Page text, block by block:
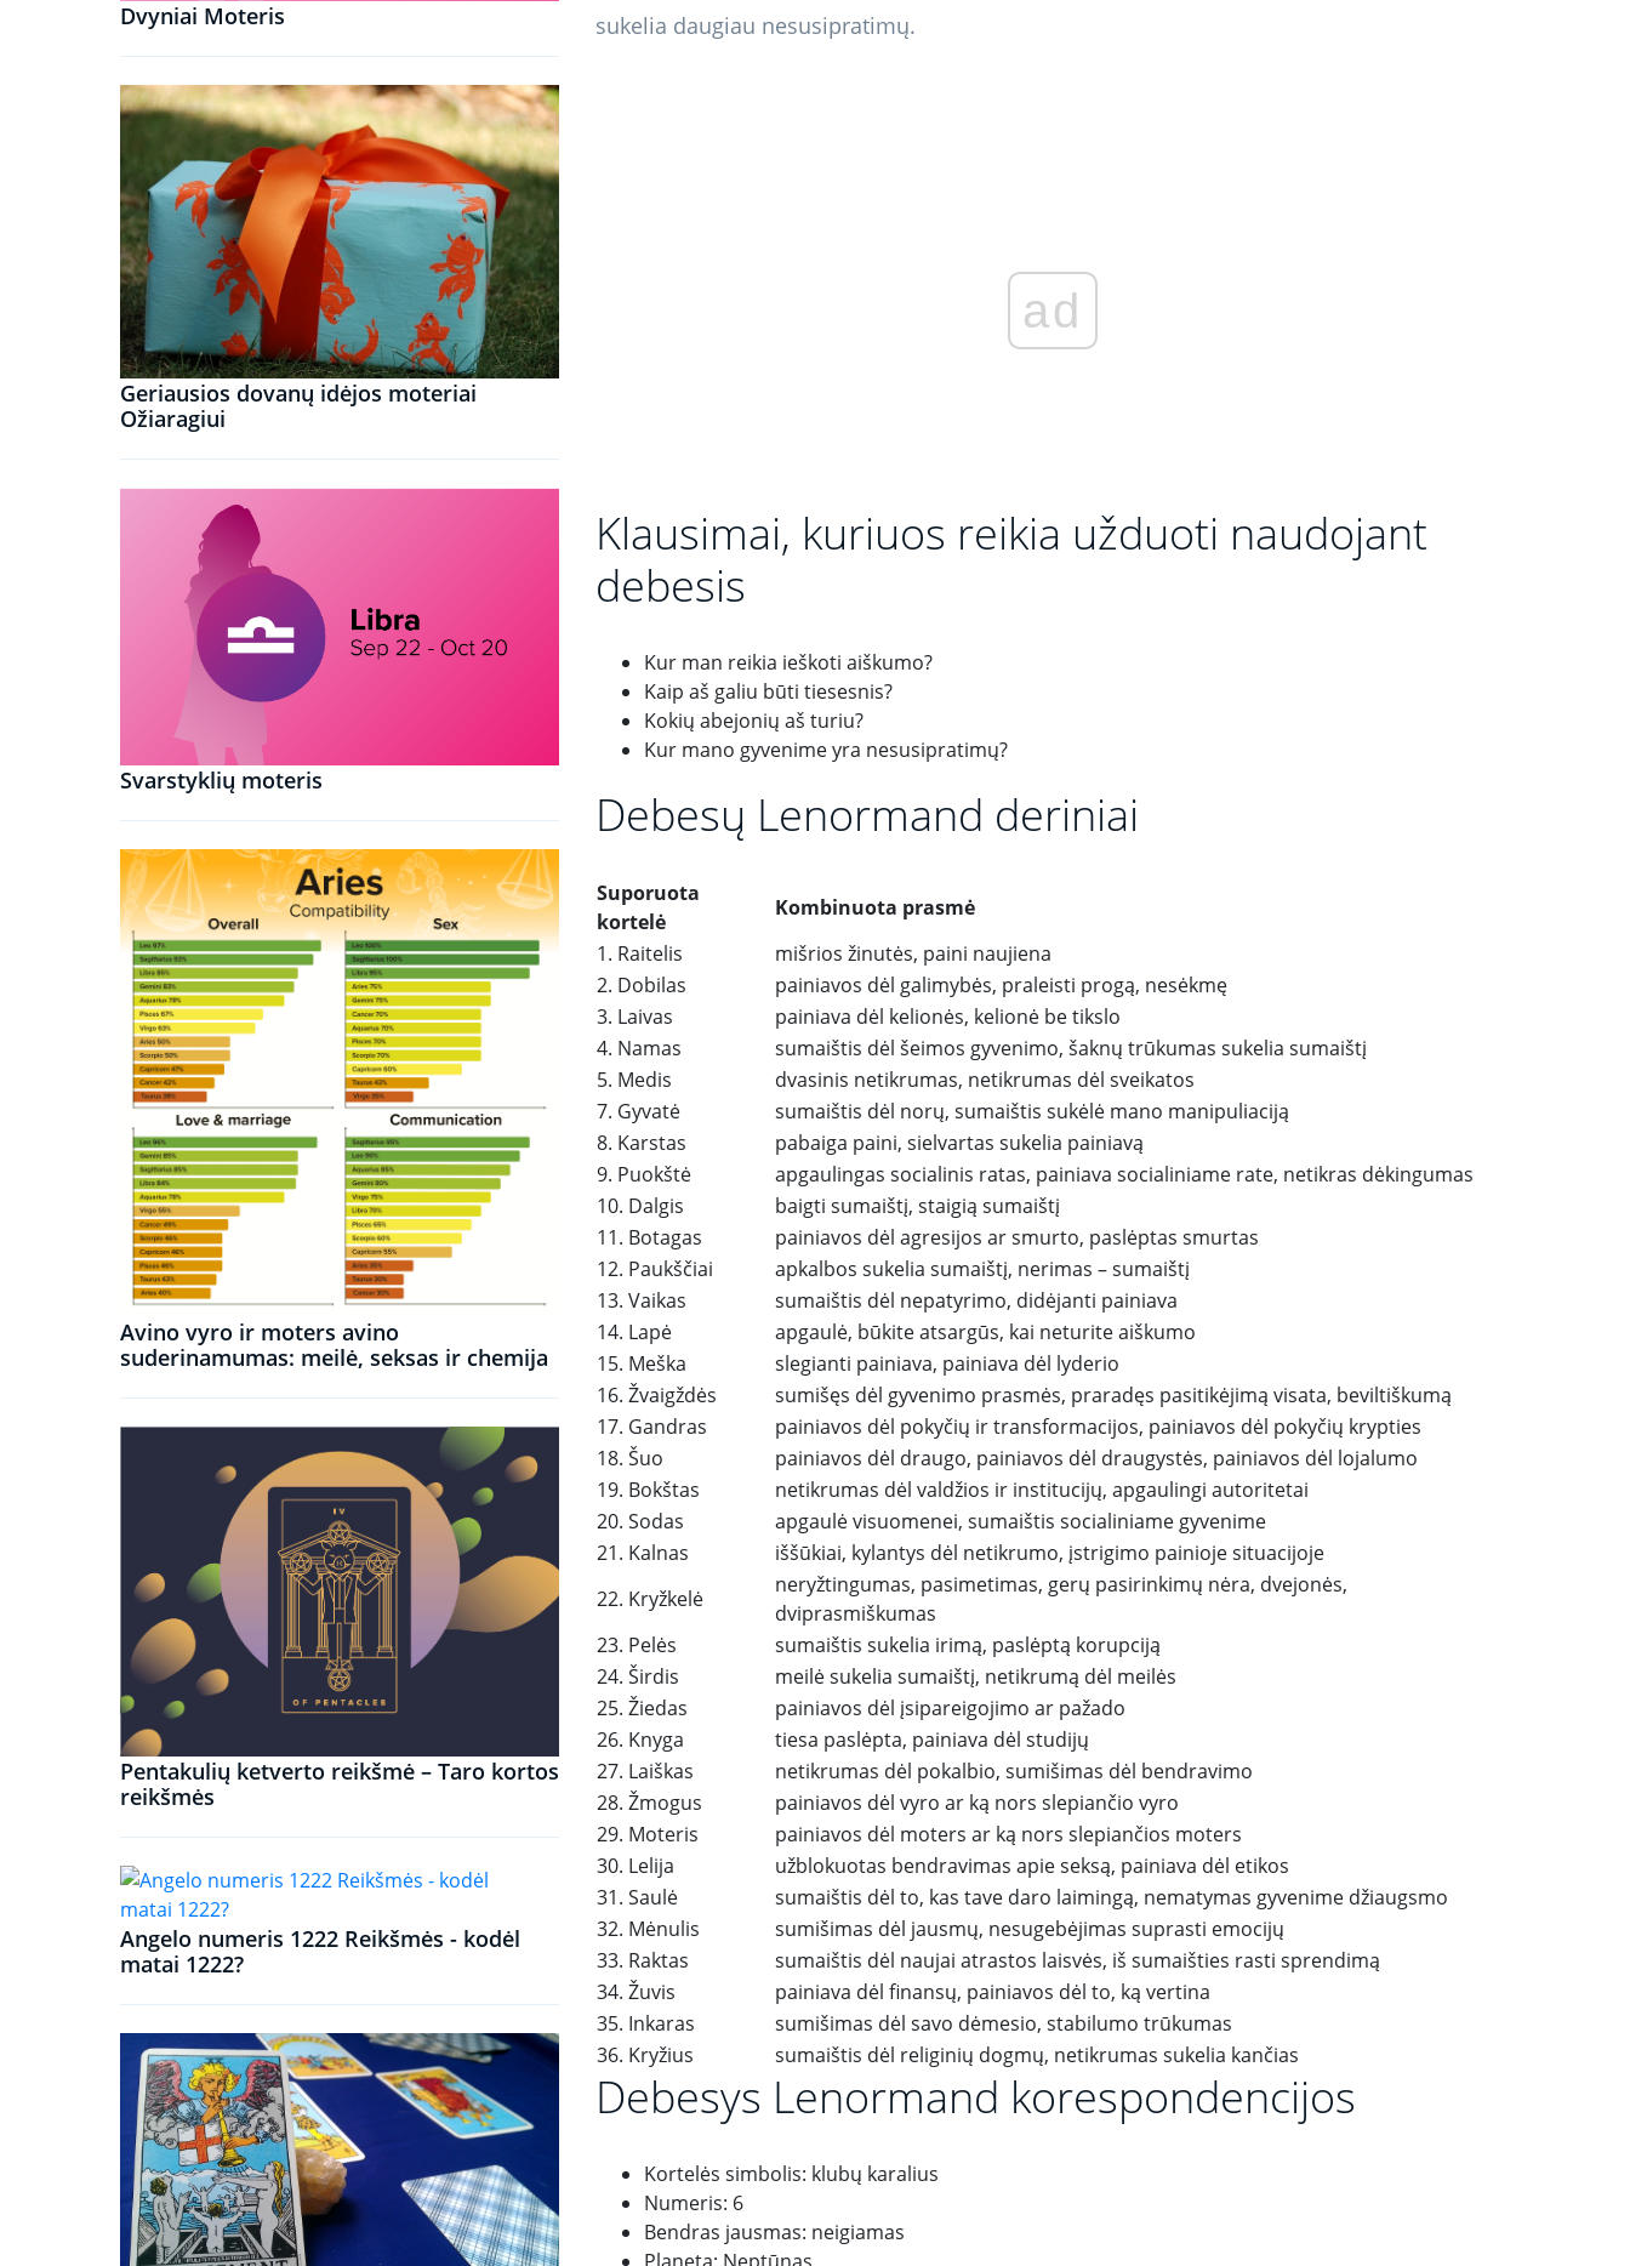
Dvyniai Moteris
Geriausios dovanų idėjos moteriai
Ožiaragiui
Svarstyklių moteris
Avino vyro ir moters avino
suderinamumas: meilė, seksas ir chemija
Pentakulių ketverto reikšmė – Taro kortos
reikšmės
Angelo numeris 1222 Reikšmės - kodėl
matai 1222?
sukelia daugiau nesusipratimų.
ad
Klausimai, kuriuos reikia užduoti naudojant
debesis
Kur man reikia ieškoti aiškumo?
Kaip aš galiu būti tiesesnis?
Kokių abejonių aš turiu?
Kur mano gyvenime yra nesusipratimų?
Debesų Lenormand deriniai
Suporuota
kortelė
Kombinuota prasmė
1. Raitelis
mišrios žinutės, paini naujiena
2. Dobilas
painiavos dėl galimybės, praleisti progą, nesėkmę
3. Laivas
painiava dėl kelionės, kelionė be tikslo
4. Namas
sumaištis dėl šeimos gyvenimo, šaknų trūkumas sukelia sumaištį
5. Medis
dvasinis netikrumas, netikrumas dėl sveikatos
7. Gyvatė
sumaištis dėl norų, sumaištis sukėlė mano manipuliaciją
8. Karstas
pabaiga paini, sielvartas sukelia painiavą
9. Puokštė
apgaulingas socialinis ratas, painiava socialiniame rate, netikras dėkingumas
10. Dalgis
baigti sumaištį, staigią sumaištį
11. Botagas
painiavos dėl agresijos ar smurto, paslėptas smurtas
12. Paukščiai
apkalbos sukelia sumaištį, nerimas – sumaištį
13. Vaikas
sumaištis dėl nepatyrimo, didėjanti painiava
14. Lapė
apgaulė, būkite atsargūs, kai neturite aiškumo
15. Meška
slegianti painiava, painiava dėl lyderio
16. Žvaigždės
sumišęs dėl gyvenimo prasmės, praradęs pasitikėjimą visata, beviltiškumą
17. Gandras
painiavos dėl pokyčių ir transformacijos, painiavos dėl pokyčių krypties
18. Šuo
painiavos dėl draugo, painiavos dėl draugystės, painiavos dėl lojalumo
19. Bokštas
netikrumas dėl valdžios ir institucijų, apgaulingi autoritetai
20. Sodas
apgaulė visuomenei, sumaištis socialiniame gyvenime
21. Kalnas
iššūkiai, kylantys dėl netikrumo, įstrigimo painioje situacijoje
22. Kryžkelė
neryžtingumas, pasimetimas, gerų pasirinkimų nėra, dvejonės,
dviprasmiškumas
23. Pelės
sumaištis sukelia irimą, paslėptą korupciją
24. Širdis
meilė sukelia sumaištį, netikrumą dėl meilės
25. Žiedas
painiavos dėl įsipareigojimo ar pažado
26. Knyga
tiesa paslėpta, painiava dėl studijų
27. Laiškas
netikrumas dėl pokalbio, sumišimas dėl bendravimo
28. Žmogus
painiavos dėl vyro ar ką nors slepiančio vyro
29. Moteris
painiavos dėl moters ar ką nors slepiančios moters
30. Lelija
užblokuotas bendravimas apie seksą, painiava dėl etikos
31. Saulė
sumaištis dėl to, kas tave daro laimingą, nematymas gyvenime džiaugsmo
32. Mėnulis
sumišimas dėl jausmų, nesugebėjimas suprasti emocijų
33. Raktas
sumaištis dėl naujai atrastos laisvės, iš sumaišties rasti sprendimą
34. Žuvis
painiava dėl finansų, painiavos dėl to, ką vertina
35. Inkaras
sumišimas dėl savo dėmesio, stabilumo trūkumas
36. Kryžius
sumaištis dėl religinių dogmų, netikrumas sukelia kančias
Debesys Lenormand korespondencijos
Kortelės simbolis: klubų karalius
Numeris: 6
Bendras jausmas: neigiamas